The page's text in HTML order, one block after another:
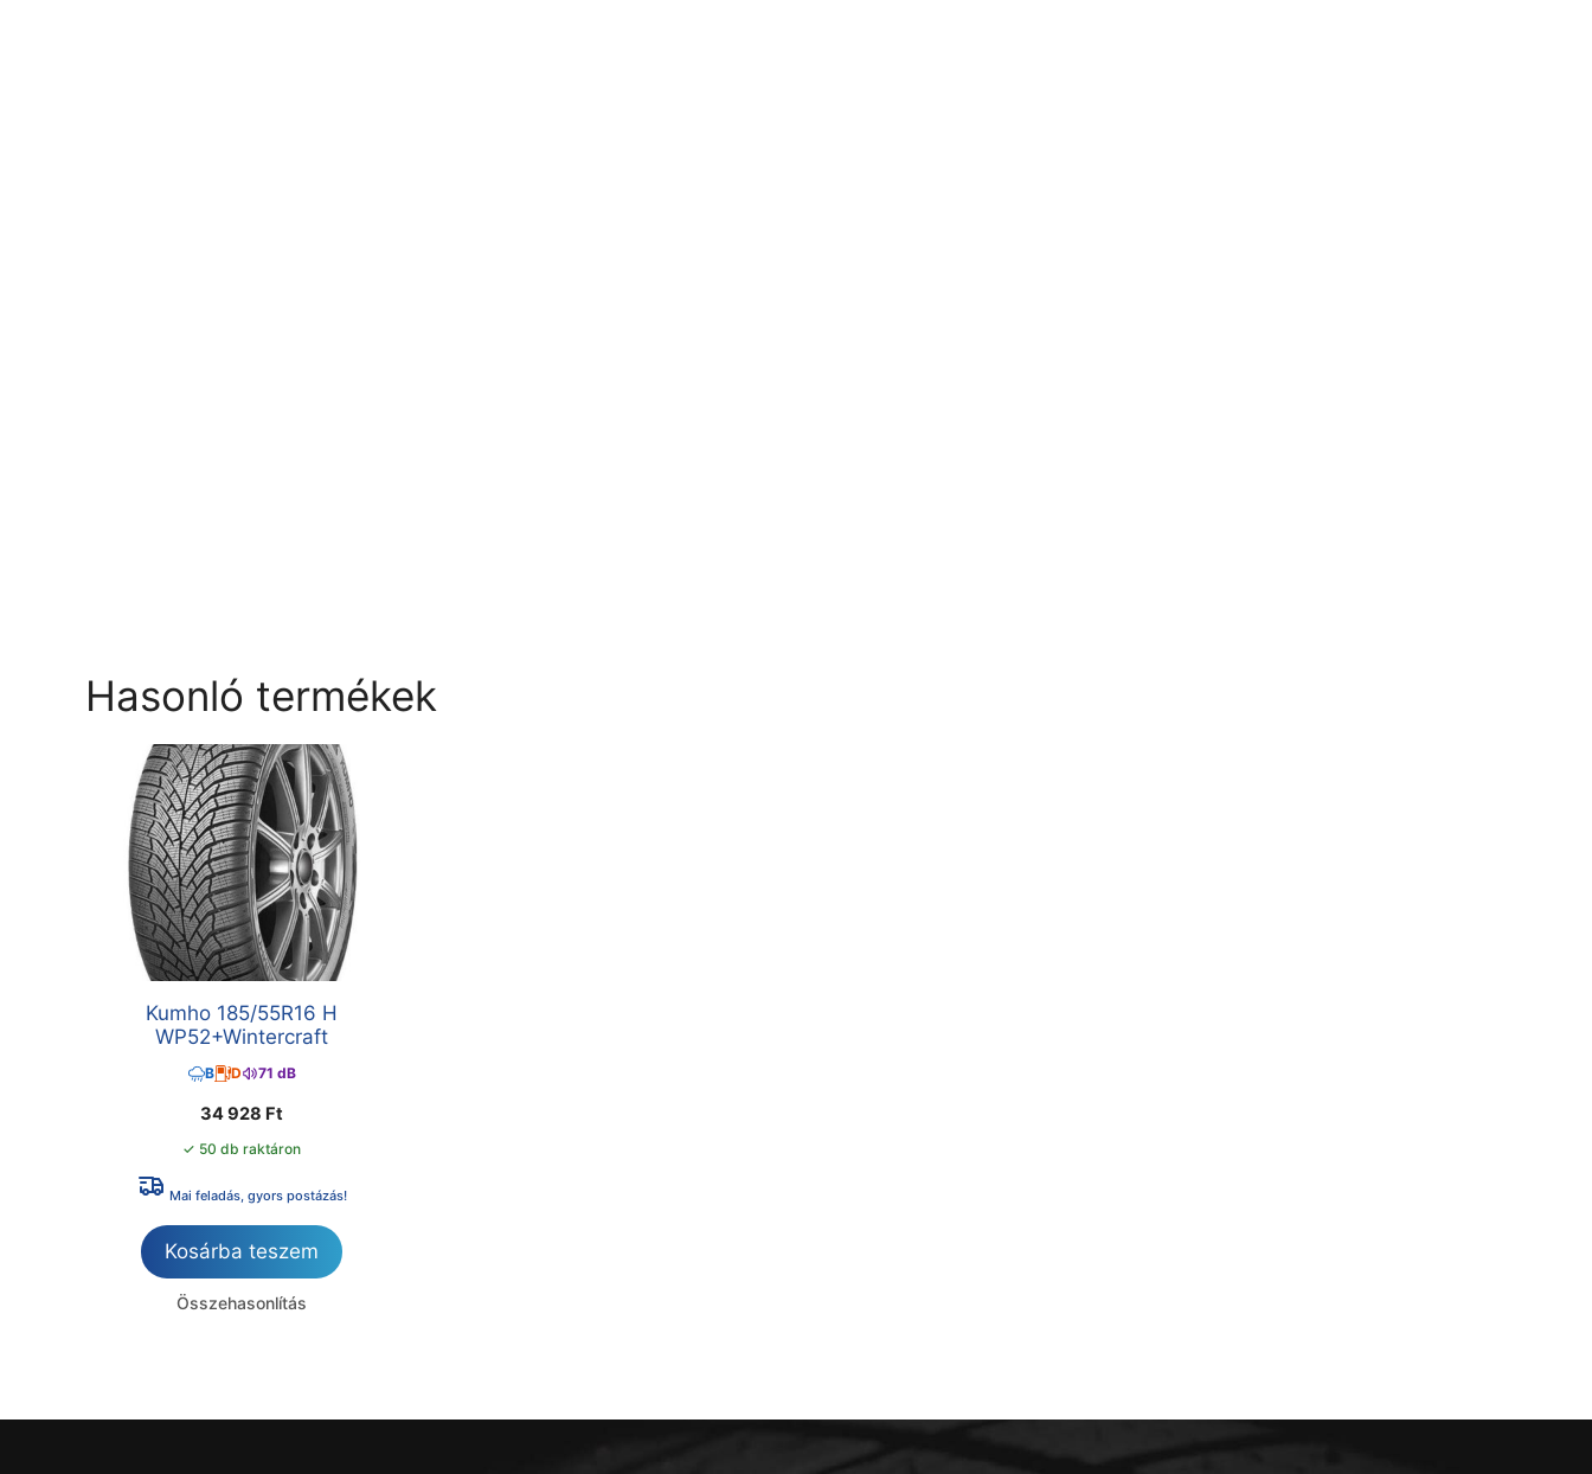
Hasonló termékek
Kumho 185/55R16 H
WP52+Wintercraft
B D 71 dB
34 928 Ft
✓ 50 db raktáron
Mai feladás, gyors postázás!
Kosárba teszem
Összehasonlítás